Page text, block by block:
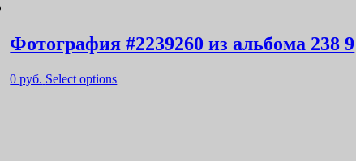
Фотография #2239260 из альбома 238 9
0руб. Select options